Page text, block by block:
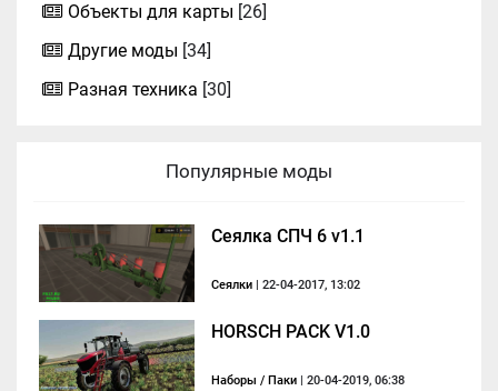
Объекты для карты [26]
Другие моды [34]
Разная техника [30]
Популярные моды
Сеялка СПЧ 6 v1.1
Сеялки | 22-04-2017, 13:02
HORSCH PACK V1.0
Наборы / Паки | 20-04-2019, 06:38